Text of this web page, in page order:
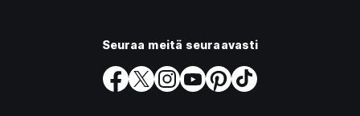
Seuraa meitä seuraavasti